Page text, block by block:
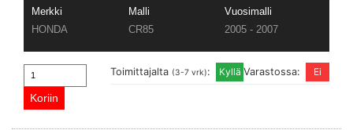
Merkki Malli
Vuosimalli
HONDA
CR85 2005 - 2007
Varastossa:
Toimittajalta (3-7 vrk):